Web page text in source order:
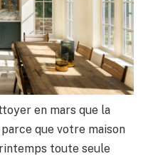
en mars que la
que votre maison
toute seule